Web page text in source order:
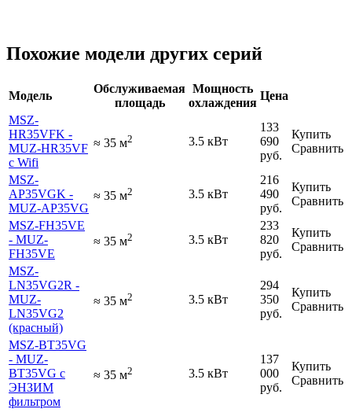
Похожие модели других серий
Модель
Обслуживаемая
площадь
Мощность
охлаждения
Цена
MSZ-
HR35VFK -
MUZ-HR35VF
с Wifi
≈ 35 м2 3.5 кВт
133
690
руб.
Купить
Сравнить
MSZ-
AP35VGK -
MUZ-AP35VG
≈ 35 м2 3.5 кВт
216
490
руб.
Купить
Сравнить
MSZ-FH35VE
- MUZ-
FH35VE
≈ 35 м2 3.5 кВт
233
820
руб.
Купить
Сравнить
MSZ-
LN35VG2R -
MUZ-
LN35VG2
(красный)
≈ 35 м2 3.5 кВт
294
350
руб.
Купить
Сравнить
MSZ-BT35VG
- MUZ-
BT35VG с
ЭНЗИМ
фильтром
≈ 35 м2 3.5 кВт
137
000
руб.
Купить
Сравнить